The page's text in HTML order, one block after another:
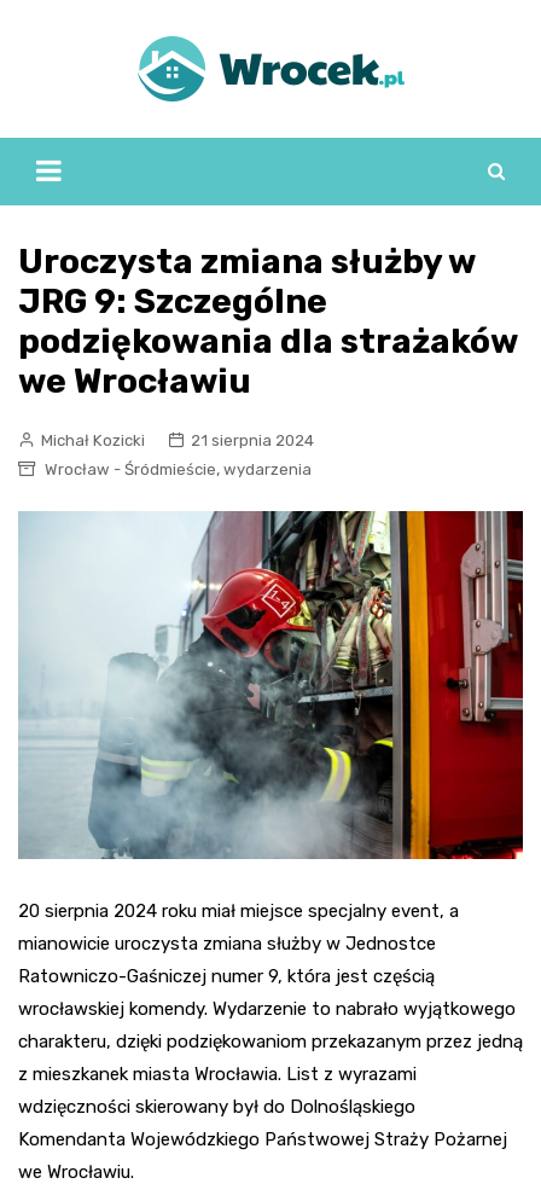
Uroczysta zmiana służby w
JRG 9: Szczególne
podziękowania dla strażaków
we Wrocławiu
Michał Kozicki
21 sierpnia 2024
Wrocław - Śródmieście, wydarzenia
20 sierpnia 2024 roku miał miejsce specjalny event, a
mianowicie uroczysta zmiana służby w Jednostce
Ratowniczo-Gaśniczej numer 9, która jest częścią
wrocławskiej komendy. Wydarzenie to nabrało wyjątkowego
charakteru, dzięki podziękowaniom przekazanym przez jedną
z mieszkanek miasta Wrocławia. List z wyrazami
wdzięczności skierowany był do Dolnośląskiego
Komendanta Wojewódzkiego Państwowej Straży Pożarnej
we Wrocławiu.